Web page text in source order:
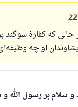
که کفارهٔ سوگند
او چه
و سلام بر رسول الله و